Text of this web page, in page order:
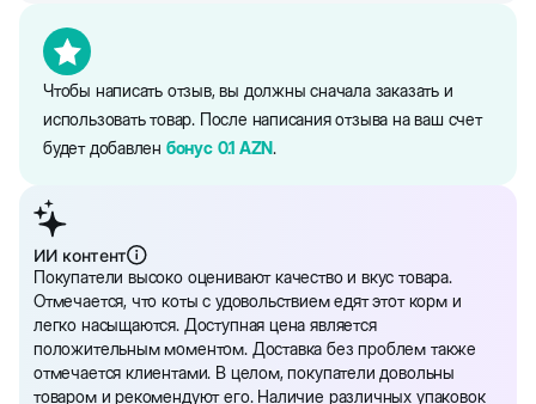
Чтобы написать отзыв, вы должны сначала заказать и
использовать товар. После написания отзыва на ваш счет
будет добавлен бонус 0.1 AZN.
ИИ контент
Покупатели высоко оценивают качество и вкус товара.
Отмечается, что коты с удовольствием едят этот корм и
легко насыщаются. Доступная цена является
положительным моментом. Доставка без проблем также
отмечается клиентами. В целом, покупатели довольны
товаром и рекомендуют его. Наличие различных упаковок